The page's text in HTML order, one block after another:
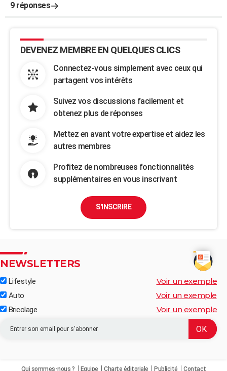
9 réponses
DEVENEZ MEMBRE EN QUELQUES CLICS
Connectez-vous simplement avec ceux qui
partagent vos intérêts
Suivez vos discussions facilement et
obtenez plus de réponses
Mettez en avant votre expertise et aidez les
autres membres
Profitez de nombreuses fonctionnalités
supplémentaires en vous inscrivant
S'INSCRIRE
NEWSLETTERS
Lifestyle Voir un exemple
Auto Voir un exemple
Bricolage Voir un exemple
Qui sommes-nous ? Equipe Charte éditoriale Publicité Contact